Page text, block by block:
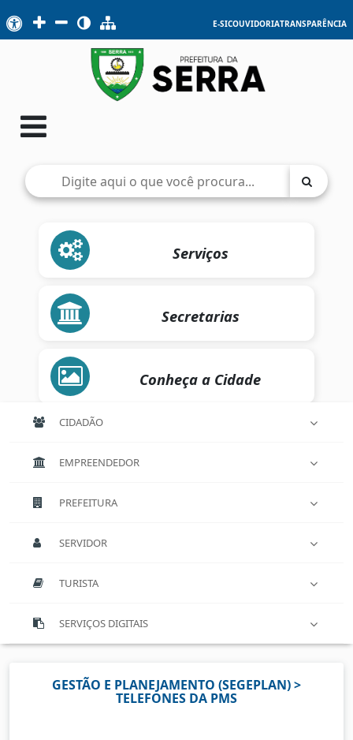
E-SICOUVIDORIATRANSPARÊNCIA
Serviços
Secretarias
Conheça a Cidade
CIDADÃO
EMPREENDEDOR
PREFEITURA
SERVIDOR
TURISTA
SERVIÇOS DIGITAIS
GESTÃO E PLANEJAMENTO (SEGEPLAN) >
TELEFONES DA PMS